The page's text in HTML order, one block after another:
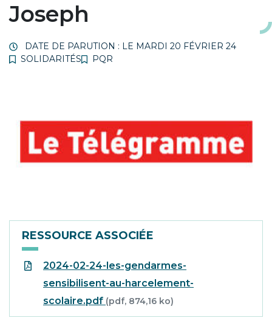
Joseph
DATE DE PARUTION : LE MARDI 20 FÉVRIER 24
SOLIDARITÉS
PQR
RESSOURCE ASSOCIÉE
2024-02-24-les-gendarmes-
sensibilisent-au-harcelement-
scolaire.pdf (pdf, 874,16 ko)